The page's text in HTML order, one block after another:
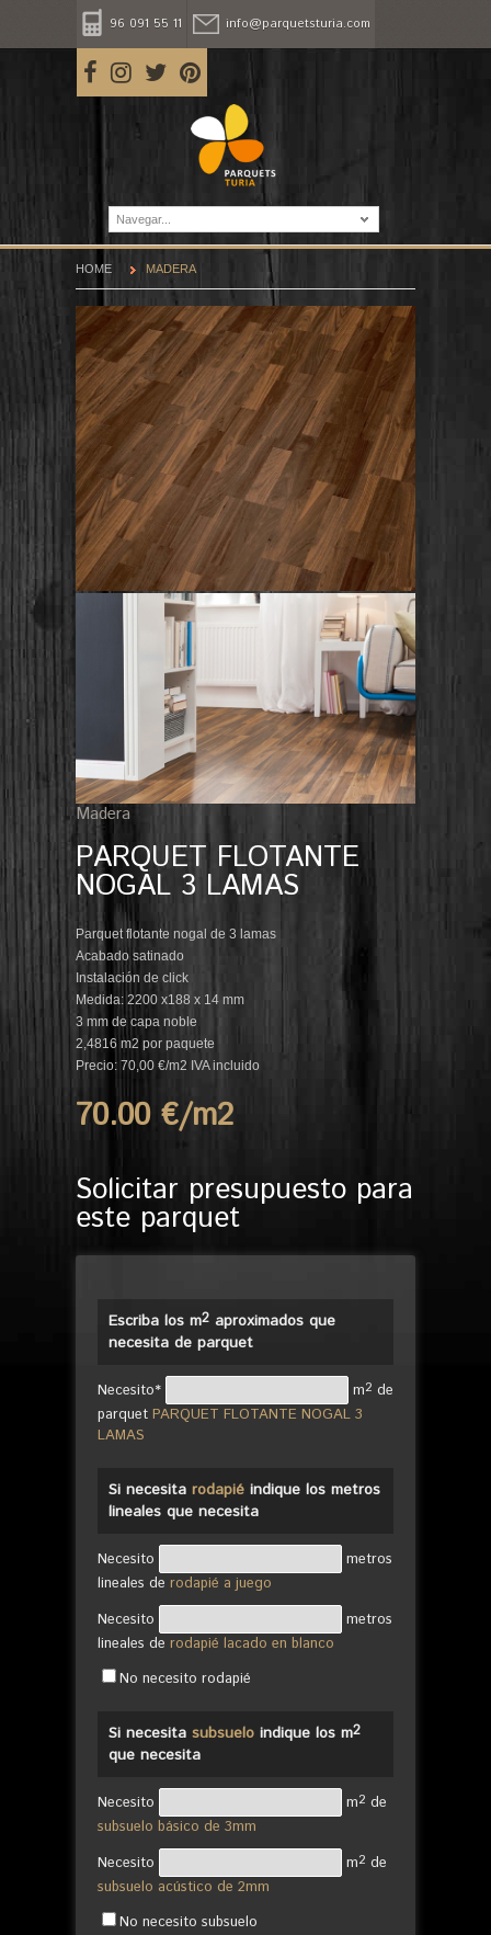
96 091 55 11 info@parquetsturia.com
Navegar...
HOME MADERA
Madera
PARQUET FLOTANTE
NOGAL 3 LAMAS
Parquet flotante nogal de 3 lamas
Acabado satinado
Instalación de click
Medida: 2200 x188 x 14 mm
3 mm de capa noble
2,4816 m2 por paquete
Precio: 70,00 €/m2 IVA incluido
70.00 €/m2
Solicitar presupuesto para
este parquet
Escriba los m2 aproximados que
necesita de parquet
Necesito* m2 de
parquet PARQUET FLOTANTE NOGAL 3
LAMAS
Si necesita rodapié indique los metros
lineales que necesita
Necesito
metros
lineales de rodapié a juego
Necesito
metros
lineales de rodapié lacado en blanco
No necesito rodapié
Si necesita subsuelo indique los m2
que necesita
Necesito m2 de
subsuelo básico de 3mm
Necesito
m2 de
subsuelo acústico de 2mm
No necesito subsuelo